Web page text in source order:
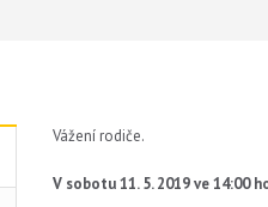
Vážení rodiče.
V sobotu 11. 5. 2019 ve 14:00